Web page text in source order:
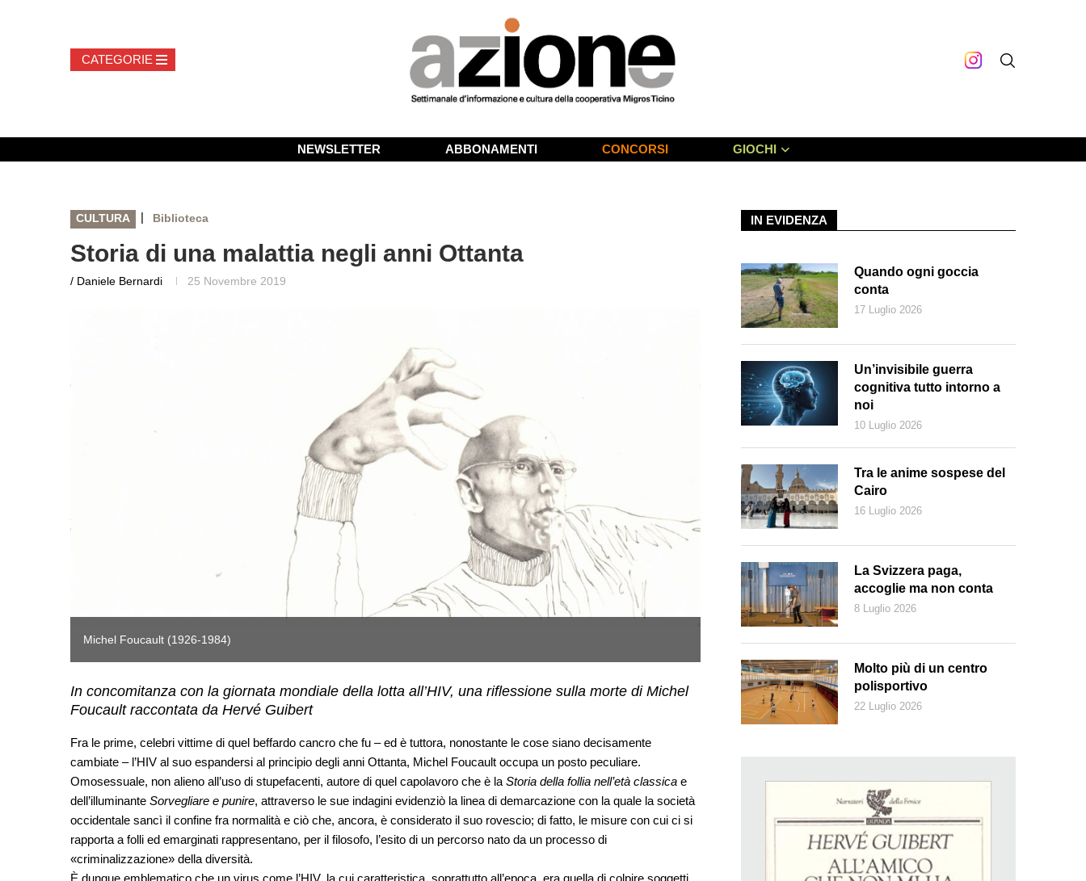
NEWSLETTER ABBONAMENTI CONCORSI GIOCHI
CULTURA | Biblioteca
Storia di una malattia negli anni Ottanta
/ Daniele Bernardi 25 Novembre 2019
Michel Foucault (1926-1984) Michel Foucault (1926-1984)
In concomitanza con la giornata mondiale della lotta all’HIV, una riflessione sulla morte di Michel
Foucault raccontata da Hervé Guibert
Fra le prime, celebri vittime di quel beffardo cancro che fu – ed è tuttora, nonostante le cose siano decisamente
cambiate – l’HIV al suo espandersi al principio degli anni Ottanta, Michel Foucault occupa un posto peculiare.
Omosessuale, non alieno all’uso di stupefacenti, autore di quel capolavoro che è la Storia della follia nell’età classica e
dell’illuminante Sorvegliare e punire, attraverso le sue indagini evidenziò la linea di demarcazione con la quale la società
occidentale sancì il confine fra normalità e ciò che, ancora, è considerato il suo rovescio; di fatto, le misure con cui ci si
rapporta a folli ed emarginati rappresentano, per il filosofo, l’esito di un percorso nato da un processo di
«criminalizzazione» della diversità.
IN EVIDENZA
Quando ogni goccia
conta
17 Luglio 2026
Un’invisibile guerra
cognitiva tutto intorno a
noi
10 Luglio 2026
Tra le anime sospese del
Cairo
16 Luglio 2026
La Svizzera paga,
accoglie ma non conta
8 Luglio 2026
Molto più di un centro
polisportivo
22 Luglio 2026